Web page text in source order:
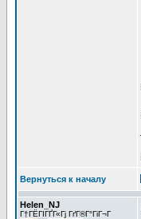
Вернуться к началу
Helen_NJ
Г†ГЁГІГҐГ«Гј ГґГ®Г°ГіГ¬Г